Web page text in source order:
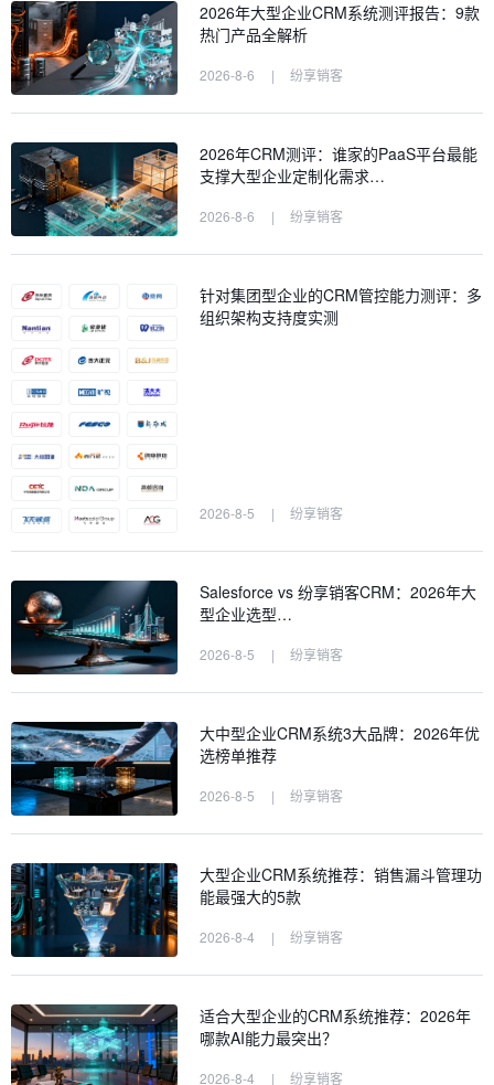
2026年大型企业CRM系统测评报告：9款
热门产品全解析
2026-8-6 | 纷享销客
2026年CRM测评：谁家的PaaS平台最能
支撑大型企业定制化需求…
2026-8-6 | 纷享销客
针对集团型企业的CRM管控能力测评：多
组织架构支持度实测
2026-8-5 | 纷享销客
Salesforce vs 纷享销客CRM：2026年大
型企业选型…
2026-8-5 | 纷享销客
大中型企业CRM系统3大品牌：2026年优
选榜单推荐
2026-8-5 | 纷享销客
大型企业CRM系统推荐：销售漏斗管理功
能最强大的5款
2026-8-4 | 纷享销客
适合大型企业的CRM系统推荐：2026年
哪款AI能力最突出？
2026-8-4 | 纷享销客